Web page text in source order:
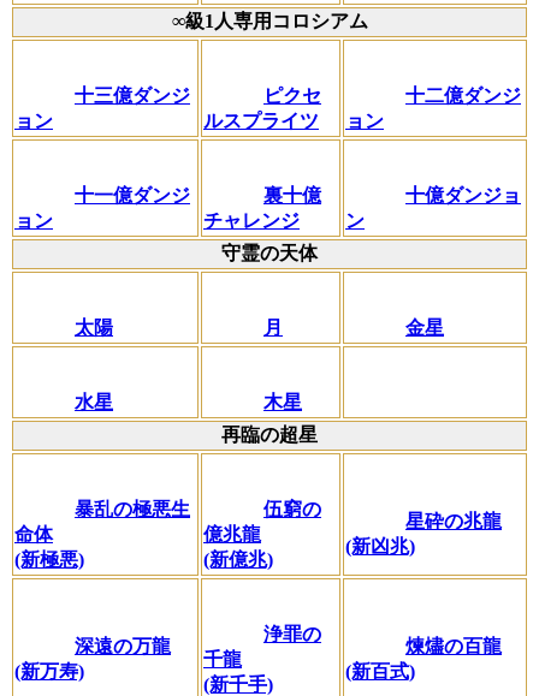
∞級1人専用コロシアム
十三億ダンジ
ョン
ピクセ
ルスプライツ
十二億ダンジ
ョン
十一億ダンジ
ョン
裏十億
チャレンジ
十億ダンジョ
ン
守霊の天体
太陽 月 金星
水星
木星
再臨の超星
暴乱の極悪生
命体
(新極悪)
伍窮の
億兆龍
(新億兆)
星砕の兆龍
(新凶兆)
深遠の万龍
(新万寿)
浄罪の
千龍
(新千手)
煉燼の百龍
(新百式)